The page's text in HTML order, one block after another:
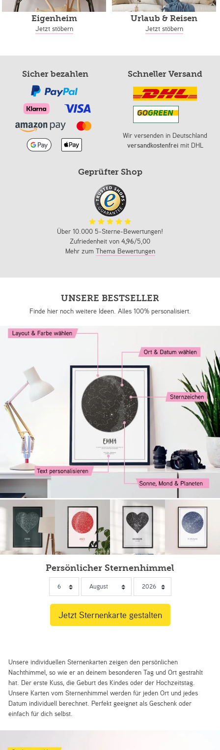
Eigenheim
Jetzt stöbern
Urlaub & Reisen
Jetzt stöbern
Sicher bezahlen Schneller Versand
Wir versenden in Deutschland
versandkostenfreimit DHL
Geprüfter Shop
Über 10.000 5-Sterne-Bewertungen!
Zufriedenheit von 4,96/5,00
Mehr zum Thema Bewertungen
UNSERE BESTSELLER
Finde hier noch weitere Ideen. Alles 100% personalisiert.
Persönlicher Sternenhimmel
Unsere individuellen Sternenkarten zeigen den persönlichen
Nachthimmel, so wie er an deinem besonderen Tag und Ort gestrahlt
hat. Der erste Kuss, die Geburt des Kindes oder der Hochzeitstag.
Unsere Karten vom Sternenhimmel werden für jeden Ort und jedes
Datum individuell berechnet. Perfekt geeignet als Geschenk oder
einfach für dich selbst.